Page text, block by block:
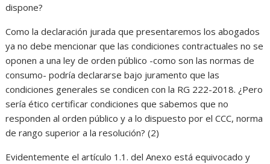
dispone?
Como la declaración jurada que presentaremos los abogados
ya no debe mencionar que las condiciones contractuales no se
oponen a una ley de orden público -como son las normas de
consumo- podría declararse bajo juramento que las
condiciones generales se condicen con la RG 222-2018. ¿Pero
sería ético certificar condiciones que sabemos que no
responden al orden público y a lo dispuesto por el CCC, norma
de rango superior a la resolución? (2)
Evidentemente el artículo 1.1. del Anexo está equivocado y